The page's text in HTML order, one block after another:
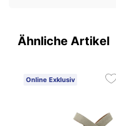
Ähnliche Artikel
Online Exklusiv